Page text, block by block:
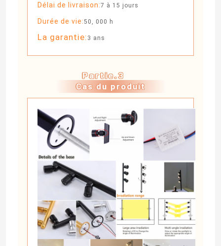
Délai de livraison:7 à 15 jours
Durée de vie:50, 000 h
La garantie: 3 ans
Partie.3
Cas du produit